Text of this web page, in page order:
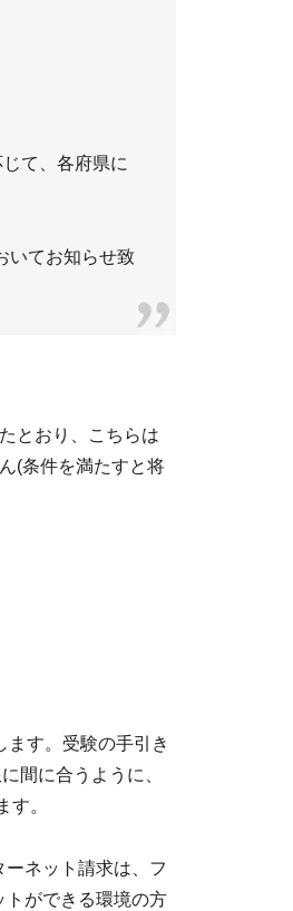
て、各府県に
いてお知らせ致
とおり、こちらは
(条件を満たすと将
ます。受験の手引き
間に合うように、
。
ネット請求は、フ
トができる環境の方